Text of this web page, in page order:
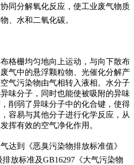
同分解氧化反应，使工业废气物质
、水和二氧化碳。
格栅均匀地向上运动，与向下散布
气中的悬浮颗粒物、光催化分解产
气污染物由气相转入液相。水分子
味分子，同时也能使被吸附的异味
削弱了异味分子中的化合键，使得
容易与其他分子进行化学反应，从
挥有效的空气净化作用。
达到《恶臭污染物排放标准值》
放标准及GB16297《大气污染物